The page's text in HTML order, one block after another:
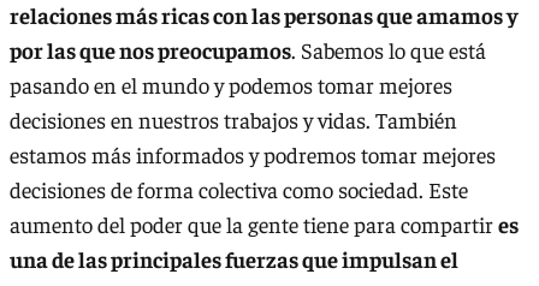
relaciones más ricas con las personas que amamos y
por las que nos preocupamos. Sabemos lo que está
pasando en el mundo y podemos tomar mejores
decisiones en nuestros trabajos y vidas. También
estamos más informados y podremos tomar mejores
decisiones de forma colectiva como sociedad. Este
aumento del poder que la gente tiene para compartires
una de las principales fuerzas que impulsan el